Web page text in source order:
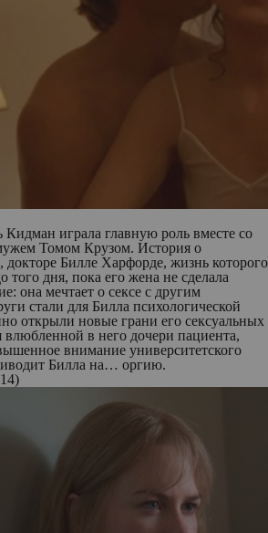
играла главную роль вместе со
Томом Крузом. История о
Билле Харфорде, жизнь которого
того дня, пока его жена не сделала
она мечтает о сексе с другим
стали для Билла психологической
открыли новые грани его сексуальных
в него дочери пациента,
внимание университетского
Билла на… оргию.